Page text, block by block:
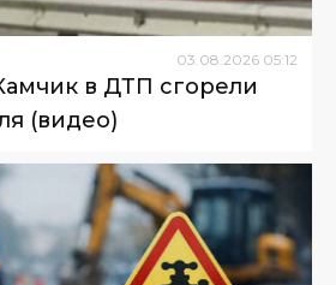
03.08.2026 05:12
в ДТП сгорели
(видео)